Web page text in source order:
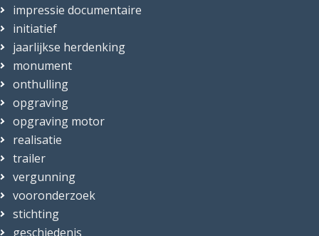
impressie documentaire
initiatief
jaarlijkse herdenking
monument
onthulling
opgraving
opgraving motor
realisatie
trailer
vergunning
vooronderzoek
stichting
geschiedenis